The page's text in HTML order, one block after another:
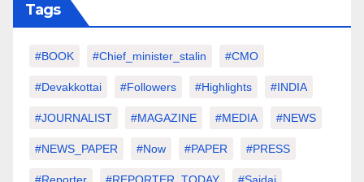
Tags
#BOOK #chief_minister_stalin #CMO
#devakkottai #followers #highlights #INDIA
#JOURNALIST #MAGAZINE #MEDIA #NEWS
#NEWS_PAPER #Now #PAPER #PRESS